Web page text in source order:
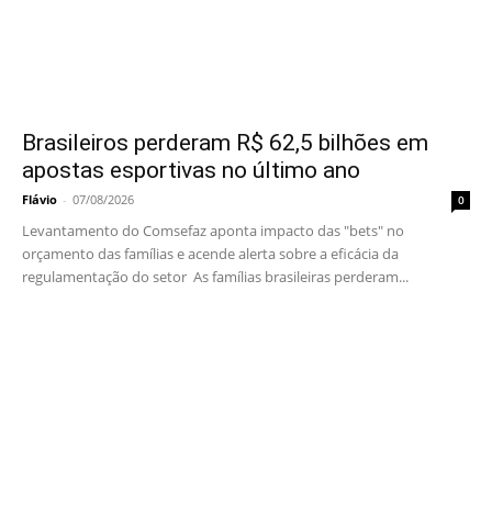
Brasileiros perderam R$ 62,5 bilhões em
apostas esportivas no último ano
Flávio - 07/08/2026 0
Levantamento do Comsefaz aponta impacto das "bets" no
orçamento das famílias e acende alerta sobre a eficácia da
regulamentação do setor As famílias brasileiras perderam...